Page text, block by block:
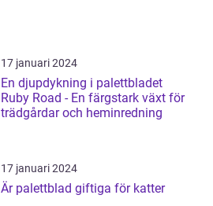
17 januari 2024
En djupdykning i palettbladet
Ruby Road - En färgstark växt för
trädgårdar och heminredning
17 januari 2024
Är palettblad giftiga för katter